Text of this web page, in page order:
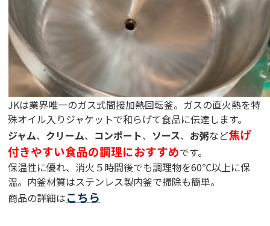
JKは業界唯一のガス式間接加熱回転釜。ガスの直火熱を特
殊オイル入りジャケットで和らげて食品に伝達します。
ジャム、 クリーム、 コンポート、 ソース、 お粥など焦げ
付きやすい食品の調理におすすめです。
保温性に優れ、消火５時間後でも調理物を60℃以上に保
温。内釜材質はステンレス製内釜で掃除も簡単。
商品の詳細はこちら